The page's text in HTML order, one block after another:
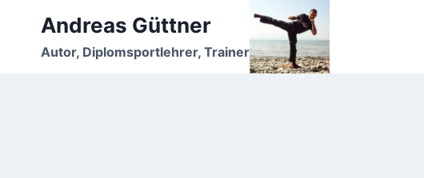
springen
Andreas Güttner
Autor, Diplomsportlehrer, Trainer